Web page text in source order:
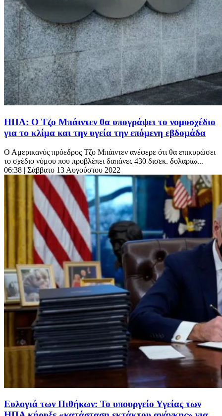
ΗΠΑ: Ο Τζο Μπάιντεν θα υπογράψει το νομοσχέδιο
για το κλίμα και την υγεία την επόμενη εβδομάδα
Ο Αμερικανός πρόεδρος Τζο Μπάιντεν ανέφερε ότι θα επικυρώσει
το σχέδιο νόμου που προβλέπει δαπάνες 430 δισεκ. δολαρίω...
06:38 | Σάββατο 13 Αυγούστου 2022
Ευλογιά των Πιθήκων: Το υπουργείο Υγείας των